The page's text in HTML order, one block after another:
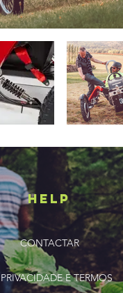
HELP
CONTACTAR
PRIVACIDADE E TERMOS